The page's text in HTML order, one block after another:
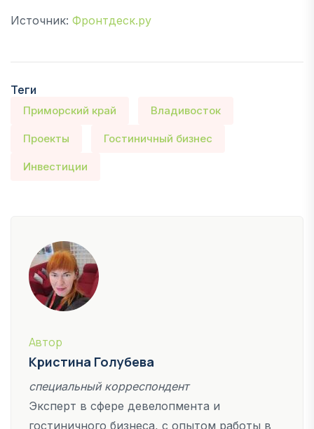
Источник: Фронтдеск.ру
Теги
Приморский край Владивосток
Проекты Гостиничный бизнес
Инвестиции
Автор
Кристина Голубева
специальный корреспондент
Эксперт в сфере девелопмента и
гостиничного бизнеса, с опытом работы в